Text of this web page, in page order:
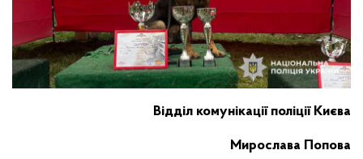
Відділ комунікації поліції Києва
Мирослава Попова